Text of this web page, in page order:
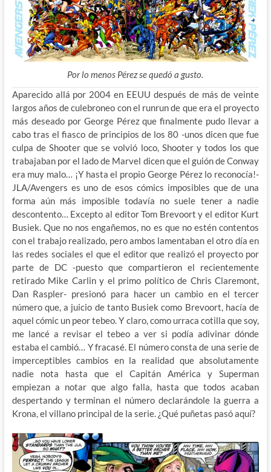
Por lo menos Pérez se quedó a gusto.
Aparecido allá por 2004 en EEUU después de más de veinte
largos años de culebroneo con el runrun de que era el proyecto
más deseado por George Pérez que finalmente pudo llevar a
cabo tras el fiasco de principios de los 80 -unos dicen que fue
culpa de Shooter que se volvió loco, Shooter y todos los que
trabajaban por el lado de Marvel dicen queel guión de Conway
era muy malo… ¡Y hasta el propio George Pérez lo reconocía!-
JLA/Avengers es uno de esos cómics imposibles que de una
forma aún más imposible todavía no suele tener a nadie
descontento… Excepto al editor Tom Brevoort y el editor Kurt
Busiek. Que no nos engañemos, no es que no estén contentos
con el trabajo realizado, pero ambos lamentaban el otro día en
las redes sociales el que el editor que realizó el proyecto por
parte de DC -puesto que compartieron el recientemente
retirado Mike Carlin y el primo político de Chris Claremont,
Dan Raspler- presionó para hacer un cambio en el tercer
número que, a juicio de tanto Busiek como Brevoort, hacía de
aquel cómic un peor tebeo. Y claro, como urraca cotilla que soy,
me lancé a revisar el tebeo a ver si podía adivinar dónde
estaba el cambió… Y fracasé. El número consta de una serie de
imperceptibles cambios en la realidad que absolutamente
nadie nota hasta que el Capitán América y Superman
empiezan a notar que algo falla, hasta que todos acaban
despertando y terminan el número declarándole la guerra a
Krona, el villano principal de la serie. ¿Qué puñetas pasó aquí?